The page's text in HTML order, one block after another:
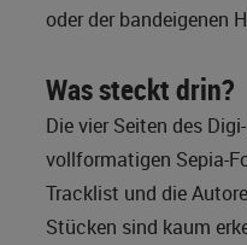
oder der bandeigenen
Was steckt drin?
Die vier Seiten des
vollformatigen Sepia-
Tracklist und die
Stücken sind kaum